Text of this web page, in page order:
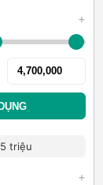
+
triệu
+